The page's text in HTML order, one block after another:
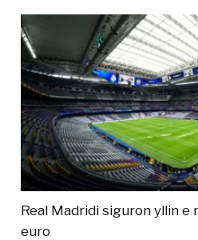
Real Madridi siguron yllin e
euro